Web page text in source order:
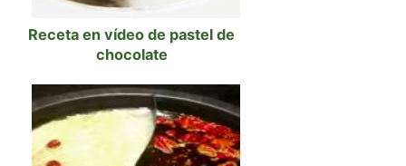
Receta en vídeo de pastel de
chocolate